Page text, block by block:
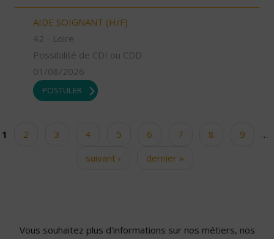
AIDE SOIGNANT (H/F)
42 - Loire
Possibilité de CDI ou CDD
01/08/2026
POSTULER
Pages
1 2 3 4 5 6 7 8 9
…
suivant ›
dernier »
Vous souhaitez plus d'informations sur nos métiers, nos